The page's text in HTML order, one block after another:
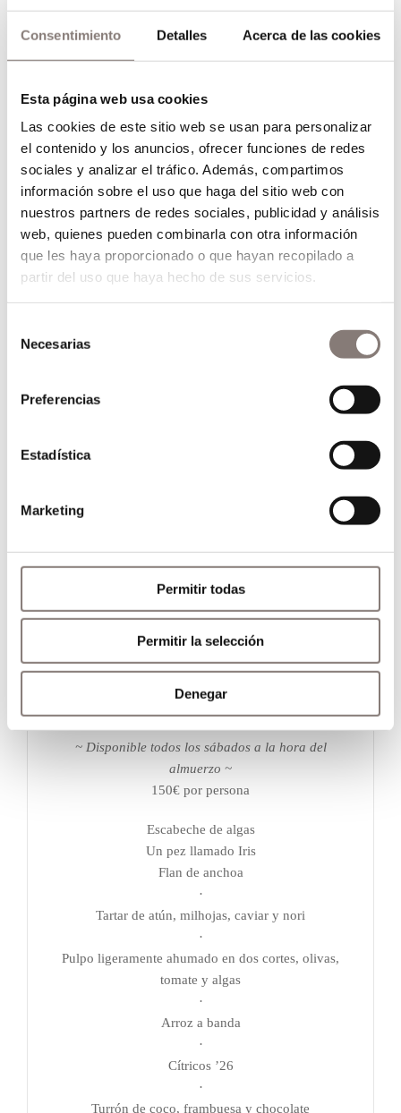
Consentimiento Detalles Acerca de las cookies
Esta página web usa cookies
Las cookies de este sitio web se usan para personalizar
el contenido y los anuncios, ofrecer funciones de redes
sociales y analizar el tráfico. Además, compartimos
información sobre el uso que haga del sitio web con
nuestros partners de redes sociales, publicidad y análisis
web, quienes pueden combinarla con otra información
que les haya proporcionado o que hayan recopilado a
partir del uso que haya hecho de sus servicios.
Necesarias
Preferencias
Estadística
Marketing
Permitir todas
Permitir la selección
Denegar
Un pez llamado Iris
Flan de anchoa
Tartar de atún, milhojas, caviar y nori
·
Pulpo ligeramente ahumado en dos cortes, olivas,
tomate y algas
·
Espardeña desnuda, miso de yuzu, pie de ternera y
capuchina
·
Lubina en un satinado de huerta y mar
Turrón de coco, frambuesa y chocolate
persona
~
Nuestro menú puede variar según la disponibilidad
de los productos
EL ARROZ DE PACO
~ Disponible todos los sábados a la hora del
almuerzo ~
150€ por persona
Escabeche de algas
Un pez llamado Iris
Flan de anchoa
·
Tartar de atún, milhojas, caviar y nori
·
Pulpo ligeramente ahumado en dos cortes, olivas,
tomate y algas
·
Arroz a banda
·
Cítricos ’26
·
Turrón de coco, frambuesa y chocolate